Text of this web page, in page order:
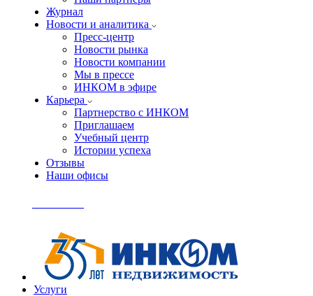
Журнал
Новости и аналитика
Пресс-центр
Новости рынка
Новости компании
Мы в прессе
ИНКОМ в эфире
Карьера
Партнерство с ИНКОМ
Приглашаем
Учебный центр
Истории успеха
Отзывы
Наши офисы
Услуги